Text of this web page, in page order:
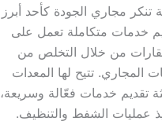
مجاري الجودة كأحد أبرز
خدمات متكاملة تعمل على
من خلال التخلص من
المجاري. تتيح لها المعدات
تقديم خدمات فعّالة وسريعة،
عمليات الشفط والتنظيف.